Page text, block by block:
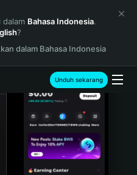
dalam Bahasa Indonesia.
?
dalam Bahasa Indonesia
Unduh sekarang